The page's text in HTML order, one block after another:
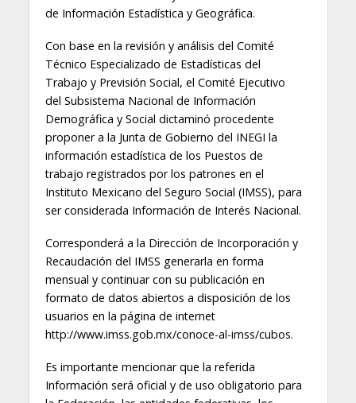
de Información Estadística y Geográfica.
Con base en la revisión y análisis del Comité
Técnico Especializado de Estadísticas del
Trabajo y Previsión Social, el Comité Ejecutivo
del Subsistema Nacional de Información
Demográfica y Social dictaminó procedente
proponer a la Junta de Gobierno del INEGI la
información estadística de los Puestos de
trabajo registrados por los patrones en el
Instituto Mexicano del Seguro Social (IMSS), para
ser considerada Información de Interés Nacional.
Corresponderá a la Dirección de Incorporación y
Recaudación del IMSS generarla en forma
mensual y continuar con su publicación en
formato de datos abiertos a disposición de los
usuarios en la página de internet
http://www.imss.gob.mx/conoce-al-imss/cubos.
Es importante mencionar que la referida
Información será oficial y de uso obligatorio para